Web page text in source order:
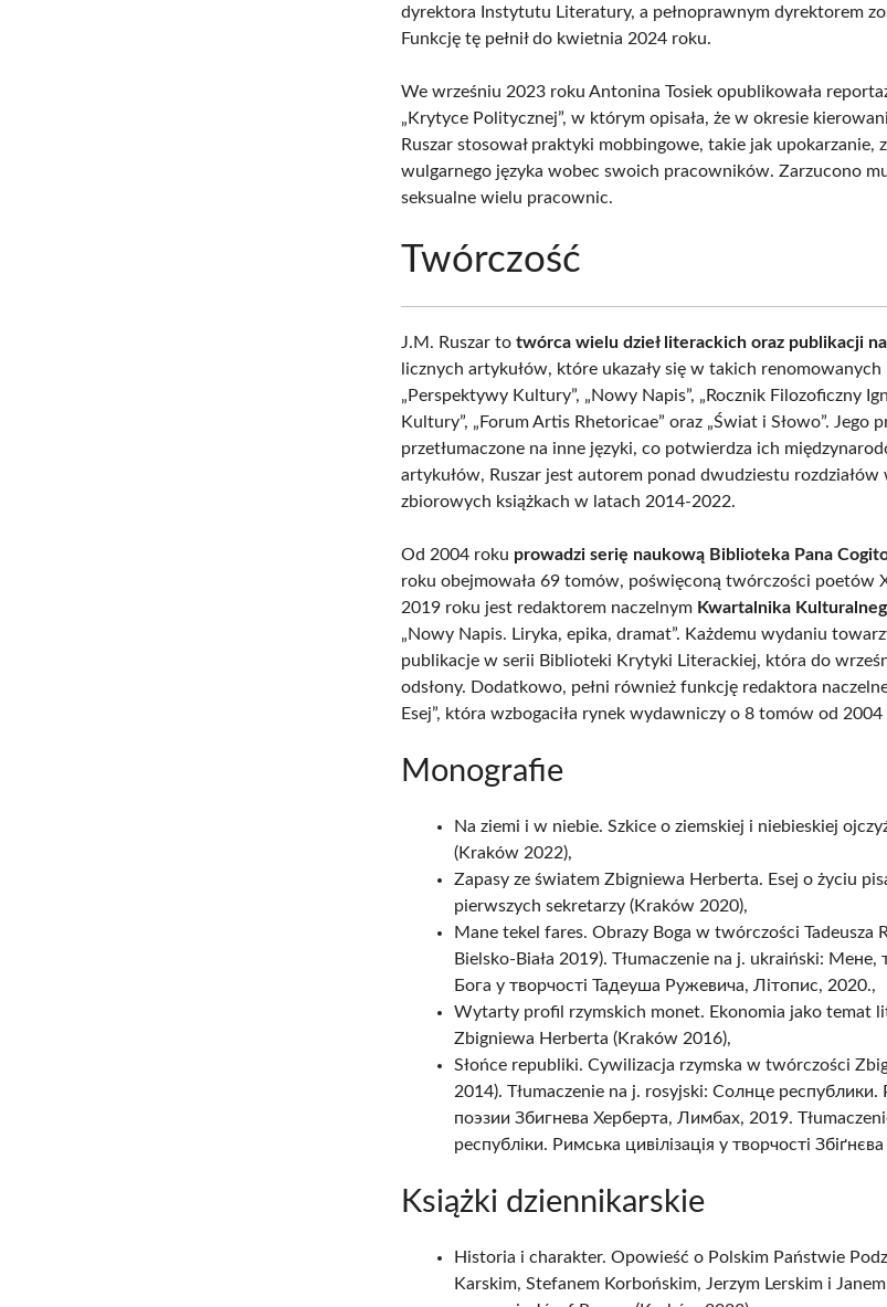
dyrektora Instytutu Literatury, a pełnoprawnym dyrektorem
Funkcję tę pełnił do kwietnia 2024 roku.
We wrześniu 2023 roku Antonina Tosiek opublikowała
„Krytyce Politycznej”, w którym opisała, że w okresie
Ruszar stosował praktyki mobbingowe, takie jak upokarzanie,
wulgarnego języka wobec swoich pracowników. Zarzucono
seksualne wielu pracownic.
Twórczość
J.M. Ruszar totwórca wielu dzieł literackich oraz publikacji
licznych artykułów, które ukazały się w takich renomowanych
„Perspektywy Kultury”, „Nowy Napis”, „Rocznik Filozoficzny
Kultury”, „Forum Artis Rhetoricae” oraz „Świat i Słowo”. Jego
przetłumaczone na inne języki, co potwierdza ich
artykułów, Ruszar jest autorem ponad dwudziestu rozdziałów
zbiorowych książkach w latach 2014-2022.
Od 2004 roku prowadzi serię naukową Biblioteka Pana
roku obejmowała 69 tomów, poświęconą twórczości poetów
2019 roku jest redaktorem naczelnym Kwartalnika
„Nowy Napis. Liryka, epika, dramat”. Każdemu wydaniu
publikacje w serii Biblioteki Krytyki Literackiej, która do
odsłony. Dodatkowo, pełni również funkcję redaktora
Esej”, która wzbogaciła rynek wydawniczy o 8 tomów od 2004
Monografie
Na ziemi i w niebie. Szkice o ziemskiej i niebieskiej
(Kraków 2022),
Zapasy ze światem Zbigniewa Herberta. Esej o życiu
pierwszych sekretarzy (Kraków 2020),
Mane tekel fares. Obrazy Boga w twórczości Tadeusza
Bielsko-Biała 2019). Tłumaczenie na j. ukraiński: Мене,
Бога у творчостi Тадеуша Ружевича, Лiтопис, 2020.,
Wytarty profil rzymskich monet. Ekonomia jako temat
Zbigniewa Herberta (Kraków 2016),
Słońce republiki. Cywilizacja rzymska w twórczości
2014). Tłumaczenie na j. rosyjski: Солнце
поэзии Збигнева Херберта, Лимбах, 2019.
республіки. Римська цивілізація у творчості
Książki dziennikarskie
Historia i charakter. Opowieść o Polskim Państwie
Karskim, Stefanem Korbońskim, Jerzym Lerskim i